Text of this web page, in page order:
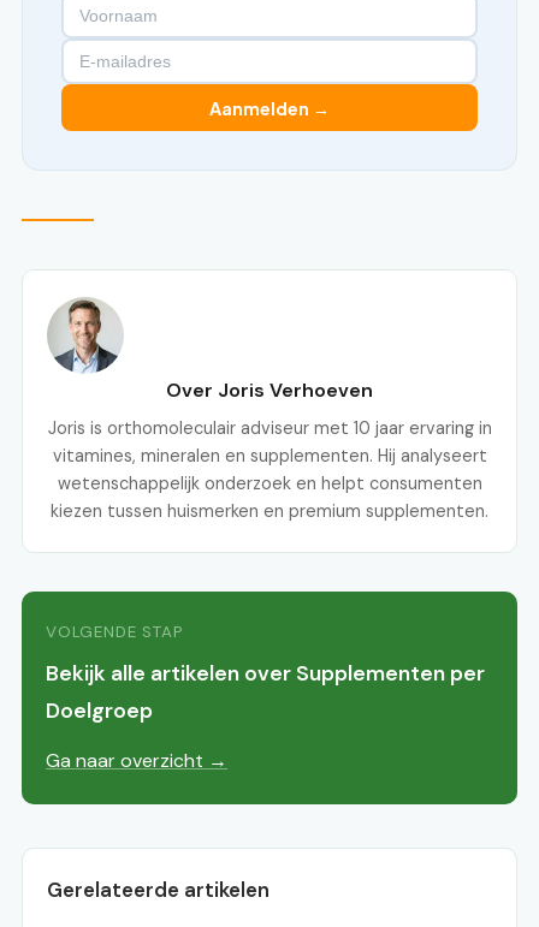
Aanmelden →
Over Joris Verhoeven
Joris is orthomoleculair adviseur met 10 jaar ervaring in
vitamines, mineralen en supplementen. Hij analyseert
wetenschappelijk onderzoek en helpt consumenten
kiezen tussen huismerken en premium supplementen.
VOLGENDE STAP
Bekijk alle artikelen over Supplementen per
Doelgroep
Ga naar overzicht →
Gerelateerde artikelen